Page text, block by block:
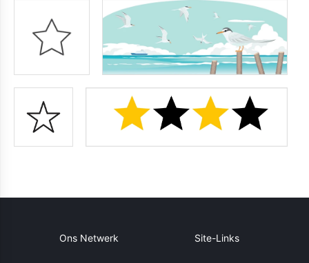
Ons Netwerk Site-Links